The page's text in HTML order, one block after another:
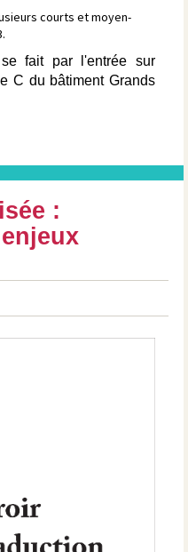
courts et moyen-
fait par l'entrée sur
C du bâtiment Grands
: